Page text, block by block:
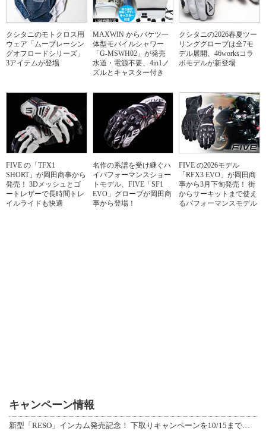
クシタニのモトクロス用
ウェア「ムーブレーシン
グオフロードシリーズ」
3アイテムが登場
MAXWIN からバケツ一
体型モバイルシャワー
「G-MSWH02」が発売
水道・電源不要、4in1ノ
ズルとキャスター付き
クシタニの2026春夏ツー
リンググローブは全7モ
デル展開、46worksコラ
ボモデルが新登場
FIVE の「TFX1
SHORT」が岡田商事から
発売！ 3Dメッシュとゴ
ートレザーで長時間トレ
イルライドも快適
名作の系譜を受け継ぐハ
イパフォーマンスショー
トモデル、FIVE「SF1
EVO」グローブが岡田商
事から登場！
FIVE の2026モデル
「RFX3 EVO」が岡田商
事から3月下旬発売！ 街
からサーキットまで使え
るパフォーマンスモデル
キャンペーン情報
新型「RESO」インカム発売記念！ 下取りキャンペーンを10/15まで延長して開